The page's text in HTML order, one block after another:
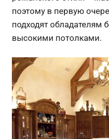
поэтому в первую
подходят обладателям
высокими потолками.